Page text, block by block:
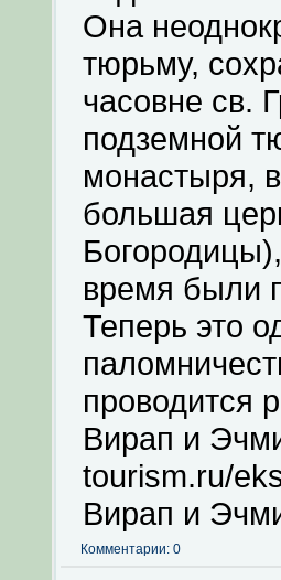
Она
тюрьму,
часовне св.
подземной
монастыря,
большая
время были
Теперь это
проводится
Вирап и
tourism.ru/
Вирап и
Комментарии: 0